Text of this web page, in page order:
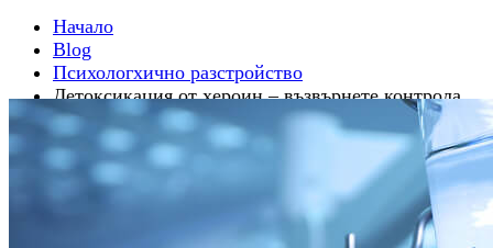
Начало
Blog
Психологхично разстройство
Детоксикация от хероин – възвърнете контрола
на живота си!